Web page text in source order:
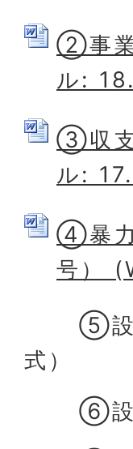
②事業
ル:
③収支
ル:
④暴力
号）
⑤設置
式）
⑥設置